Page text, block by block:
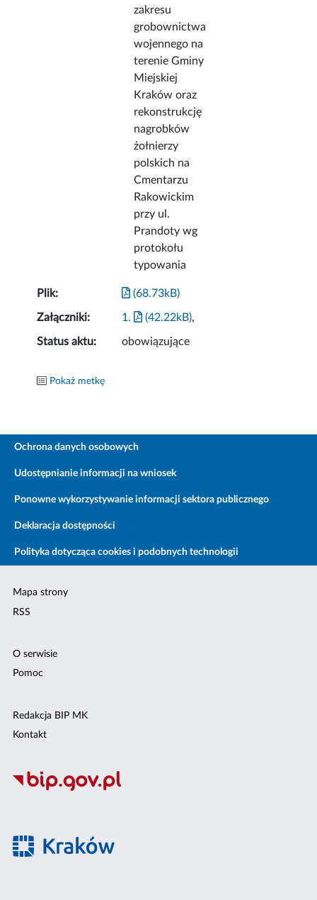
zakresu
grobownictwa
wojennego na
terenie Gminy
Miejskiej
Kraków oraz
rekonstrukcję
nagrobków
żołnierzy
polskich na
Cmentarzu
Rakowickim
przy ul.
Prandoty wg
protokołu
typowania
Plik: (68.73kB)
Załączniki: 1. (42.22kB),
Status aktu: obowiązujące
Pokaż metkę
Ochrona danych osobowych
Udostępnianie informacji na wniosek
Ponowne wykorzystywanie informacji sektora publicznego
Deklaracja dostępności
Polityka dotycząca cookies i podobnych technologii
Mapa strony
RSS
O serwisie
Pomoc
Redakcja BIP MK
Kontakt